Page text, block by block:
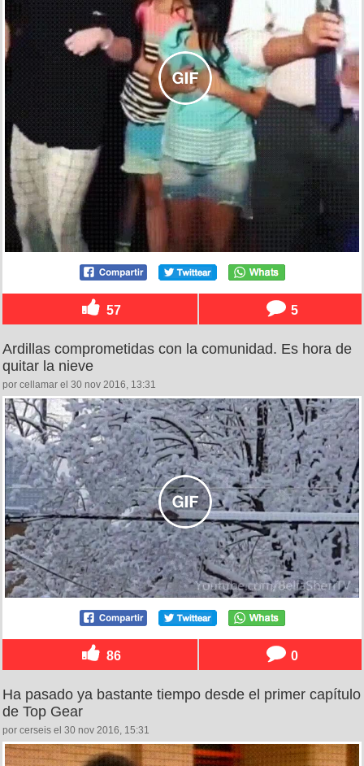
57 5
Ardillas comprometidas con la comunidad. Es hora de
quitar la nieve
por cellamar el 30 nov 2016, 13:31
86 0
Ha pasado ya bastante tiempo desde el primer capítulo
de Top Gear
por cerseis el 30 nov 2016, 15:31